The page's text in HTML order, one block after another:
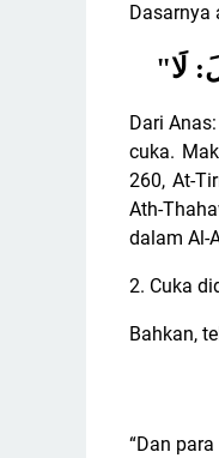
Dasarnya
لَا"
Dari
cuka.
260, At-
Ath-
dalam Al-
2. Cuka
Bahkan,
“Dan